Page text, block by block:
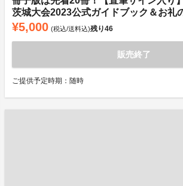
茨城大会2023公式ガイドブック＆お礼
¥5,000 (税込/送料込)残り46
販売終了
ご提供予定時期：随時